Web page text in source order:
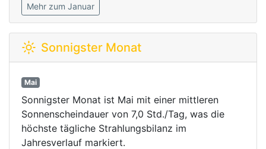
Mehr zum Januar
Sonnigster Monat
Mai
Sonnigster Monat ist Mai mit einer mittleren
Sonnenscheindauer von 7,0 Std./Tag, was die
höchste tägliche Strahlungsbilanz im
Jahresverlauf markiert.